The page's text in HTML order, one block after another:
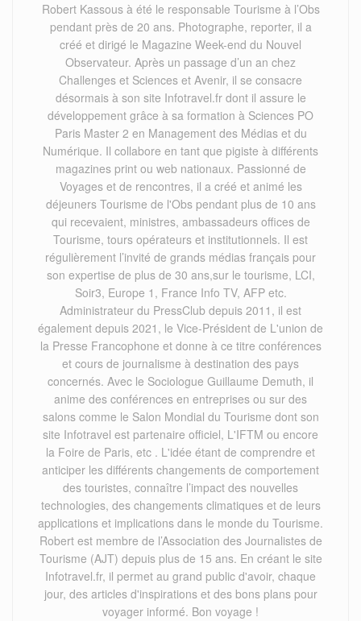
Robert Kassous à été le responsable Tourisme à l’Obs
pendant près de 20 ans. Photographe, reporter, il a
créé et dirigé le Magazine Week-end du Nouvel
Observateur. Après un passage d’un an chez
Challenges et Sciences et Avenir, il se consacre
désormais à son site Infotravel.fr dont il assure le
développement grâce à sa formation à Sciences PO
Paris Master 2 en Management des Médias et du
Numérique. Il collabore en tant que pigiste à différents
magazines print ou web nationaux. Passionné de
Voyages et de rencontres, il a créé et animé les
déjeuners Tourisme de l'Obs pendant plus de 10 ans
qui recevaient, ministres, ambassadeurs offices de
Tourisme, tours opérateurs et institutionnels. Il est
régulièrement l’invité de grands médias français pour
son expertise de plus de 30 ans,sur le tourisme, LCI,
Soir3, Europe 1, France Info TV, AFP etc.
Administrateur du PressClub depuis 2011, il est
également depuis 2021, le Vice-Président de L'union de
la Presse Francophone et donne à ce titre conférences
et cours de journalisme à destination des pays
concernés. Avec le Sociologue Guillaume Demuth, il
anime des conférences en entreprises ou sur des
salons comme le Salon Mondial du Tourisme dont son
site Infotravel est partenaire officiel, L'IFTM ou encore
la Foire de Paris, etc . L'idée étant de comprendre et
anticiper les différents changements de comportement
des touristes, connaître l’impact des nouvelles
technologies, des changements climatiques et de leurs
applications et implications dans le monde du Tourisme.
Robert est membre de l’Association des Journalistes de
Tourisme (AJT) depuis plus de 15 ans. En créant le site
Infotravel.fr, il permet au grand public d'avoir, chaque
jour, des articles d'inspirations et des bons plans pour
voyager informé. Bon voyage !